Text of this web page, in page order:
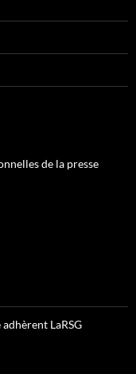
de la presse
LaRSG